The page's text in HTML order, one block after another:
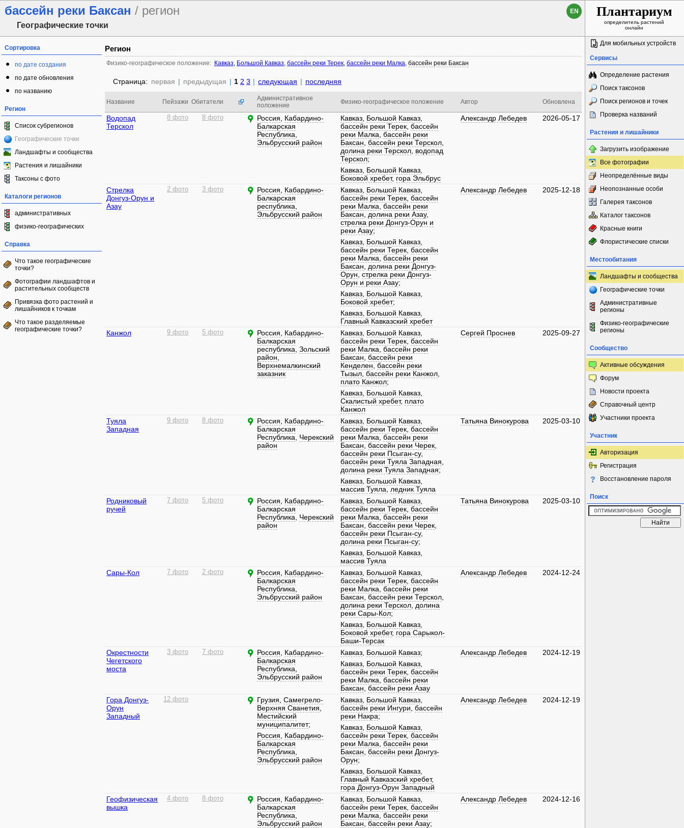
бассейн реки Баксан / регион
Географические точки
EN Плантариум
определитель растений
онлайн
Сортировка
по дате создания
по дате обновления
по названию
Регион
Список субрегионов
Географические точки
Ландшафты и сообщества
Растения и лишайники
Таксоны с фото
Каталоги регионов
административных
физико-географических
Справка
Что такое географические
точки?
Фотографии ландшафтов и
растительных сообществ
Привязка фото растений и
лишайников к точкам
Что такое разделяемые
географические точки?
Регион
Физико-географическое положение: Кавказ, Большой Кавказ, бассейн реки Терек, бассейн реки Малка, бассейн реки Баксан
Страница: первая | предыдущая | 1 2 3 | следующая | последняя
Название Пейзажи Обитатели
Административное
положение
Физико-географическое положение Автор Обновлена
Водопад
Терскол
8 фото 8 фото Россия
Кабардино-
Балкарская
Республика
Эльбрусский район
Кавказ Большой Кавказ
бассейн реки Терек бассейн
реки Малка бассейн реки
Баксан бассейн реки Терскол
долина реки Терскол водопад
Терскол;
Кавказ Большой Кавказ
Боковой хребет, гора Эльбрус
Александр Лебедев 2026-05-17
Стрелка
Донгуз-Орун и
Азау
2 фото 3 фото Россия
Кабардино-
Балкарская
республика
Эльбрусский район
Кавказ Большой Кавказ
бассейн реки Терек бассейн
реки Малка бассейн реки
Баксан
долина реки Азау,
стрелка реки Донгуз-Орун и
реки Азау;
Кавказ Большой Кавказ
бассейн реки Терек бассейн
реки Малка бассейн реки
Баксан
долина реки Донгуз-
Орун стрелка реки Донгуз-
Орун и реки Азау;
Кавказ Большой Кавказ
Боковой хребет;
Кавказ Большой Кавказ
Главный Кавказский хребет
Александр Лебедев 2025-12-18
Канжол 9 фото 5 фото Россия
Кабардино-
Балкарская
республика Зольский
район
Верхнемалкинский
заказник
Кавказ Большой Кавказ
бассейн реки Терек бассейн
реки Малка бассейн реки
Баксан бассейн реки
Кенделен бассейн реки
Тызыл бассейн реки Канжол
плато Канжол;
Кавказ Большой Кавказ
Скалистый хребет, плато
Канжол
Сергей Проснев 2025-09-27
Туяла
Западная
9 фото 8 фото Россия
Кабардино-
Балкарская
Республика
Черекский
район
Кавказ Большой Кавказ
бассейн реки Терек бассейн
реки Малка бассейн реки
Баксан бассейн реки Черек
бассейн реки Псыган-су,
бассейн реки Туяла Западная
долина реки Туяла Западная;
Кавказ Большой Кавказ
массив Туяла
ледник Туяла
Татьяна Винокурова 2025-03-10
Родниковый
ручей
7 фото 5 фото Россия
Кабардино-
Балкарская
Республика
Черекский
район
Кавказ Большой Кавказ
бассейн реки Терек бассейн
реки Малка бассейн реки
Баксан бассейн реки Черек
бассейн реки Псыган-су,
долина реки Псыган-су;
Кавказ Большой Кавказ
массив Туяла
Татьяна Винокурова 2025-03-10
Сары-Кол 7 фото 2 фото Россия
Кабардино-
Балкарская
Республика
Эльбрусский район
Кавказ Большой Кавказ
бассейн реки Терек бассейн
реки Малка бассейн реки
Баксан бассейн реки Терскол
долина реки Терскол долина
реки Сары-Кол;
Кавказ Большой Кавказ
Боковой хребет, гора Сарыкол-
Баши-Терсак
Александр Лебедев 2024-12-24
Окрестности
Чегетского
моста
3 фото 7 фото Россия
Кабардино-
Балкарская
Республика
Эльбрусский район
Кавказ Большой Кавказ;
Кавказ Большой Кавказ
бассейн реки Терек бассейн
реки Малка бассейн реки
Баксан бассейн реки Азау
Александр Лебедев 2024-12-19
Гора Донгуз-
Орун
Западный
12 фото Грузия Самегрело-
Верхняя Сванетия
Местийский
муниципалитет;
Россия
Кабардино-
Балкарская
Республика
Эльбрусский район
Кавказ Большой Кавказ
бассейн реки Ингури бассейн
реки Накра;
Кавказ Большой Кавказ
бассейн реки Терек бассейн
реки Малка бассейн реки
Баксан бассейн реки Донгуз-
Орун;
Кавказ Большой Кавказ
Главный Кавказский хребет,
гора Донгуз-Орун Западный
Александр Лебедев 2024-12-19
Геофизическая
вышка
4 фото 8 фото Россия
Кабардино-
Балкарская
Республика
Эльбрусский район
Кавказ Большой Кавказ
бассейн реки Терек бассейн
реки Малка бассейн реки
Баксан бассейн реки Азау;
Александр Лебедев 2024-12-16
Для мобильных устройств
Сервисы
Определение растения
Поиск таксонов
Поиск регионов и точек
Проверка названий
Растения и лишайники
Загрузить изображение
Все фотографии
Неопределённые виды
Неопознанные особи
Галерея таксонов
Каталог таксонов
Красные книги
Флористические списки
Местообитания
Ландшафты и сообщества
Географические точки
Административные
регионы
Физико-географические
регионы
Сообщество
Активные обсуждения
Форум
Новости проекта
Справочный центр
Участники проекта
Участник
Авторизация
Регистрация
Восстановление пароля
Поиск